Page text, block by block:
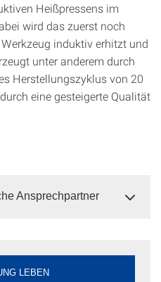
Heißpressens im
wird das zuerst noch
induktiv erhitzt und
unter anderem durch
Herstellungszyklus von 20
eine gesteigerte Qualität
Ansprechpartner
LEBEN